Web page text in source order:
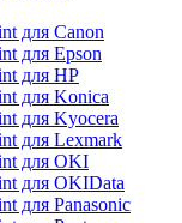
для Canon
для Epson
для HP
для Konica
для Kyocera
для Lexmark
для OKI
для OKIData
для Panasonic